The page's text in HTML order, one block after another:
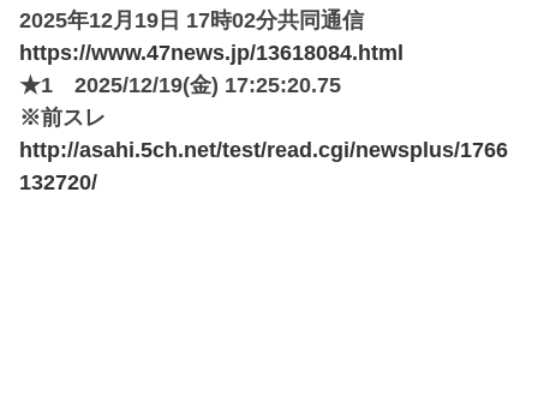
2025年12月19日 17時02分共同通信
https://www.47news.jp/13618084.html
★1 2025/12/19(金) 17:25:20.75
※前スレ
http://asahi.5ch.net/test/read.cgi/newsplus/1766
132720/